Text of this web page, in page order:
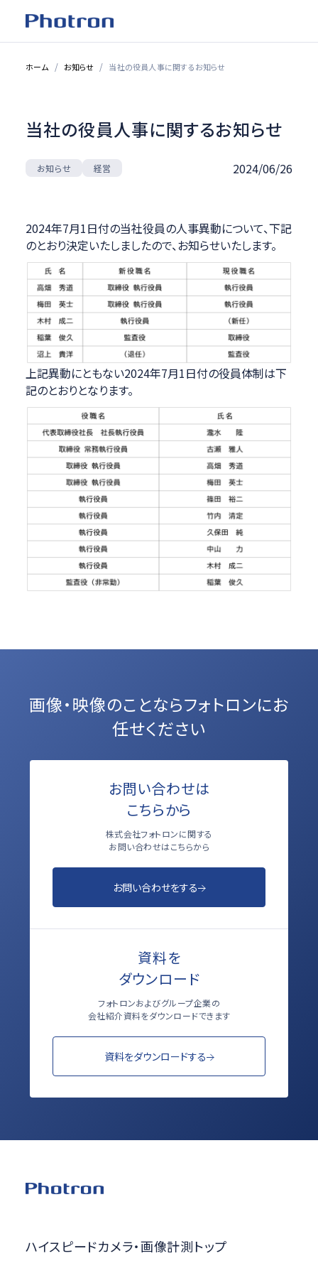
ホーム お知らせ 当社の役員人事に関するお知らせ
当社の役員人事に関するお知らせ
お知らせ 経営 2024/06/26
2024年7月1日付の当社役員の人事異動について、下記
のとおり決定いたしましたので、お知らせいたします。
上記異動にともない2024年7月1日付の役員体制は下
記のとおりとなります。
画像・映像のことならフォトロンにお
任せください
お問い合わせは
こちらから
株式会社フォトロンに関する
お問い合わせはこちらから
お問い合わせをする
資料を
ダウンロード
フォトロンおよびグループ企業の
会社紹介資料をダウンロードできます
資料をダウンロードする
ハイスピードカメラ・画像計測トップ